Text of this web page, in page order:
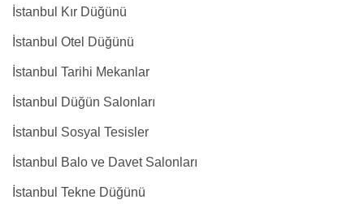
İstanbul Kır Düğünü
İstanbul Otel Düğünü
İstanbul Tarihi Mekanlar
İstanbul Düğün Salonları
İstanbul Sosyal Tesisler
İstanbul Balo ve Davet Salonları
İstanbul Tekne Düğünü